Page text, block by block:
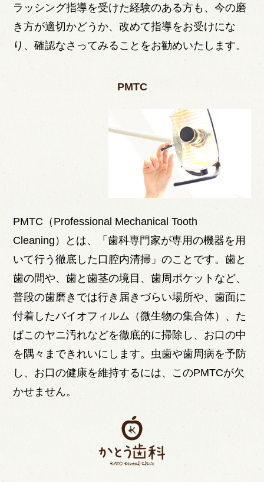
ラッシング指導を受けた経験のある方も、今の磨
き方が適切かどうか、改めて指導をお受けにな
り、確認なさってみることをお勧めいたします。
PMTC
PMTC（Professional Mechanical Tooth
Cleaning）とは、「歯科専門家が専用の機器を用
いて行う徹底した口腔内清掃」のことです。歯と
歯の間や、歯と歯茎の境目、歯周ポケットなど、
普段の歯磨きでは行き届きづらい場所や、歯面に
付着したバイオフィルム（微生物の集合体）、た
ばこのヤニ汚れなどを徹底的に掃除し、お口の中
を隅々まできれいにします。虫歯や歯周病を予防
し、お口の健康を維持するには、このPMTCが欠
かせません。